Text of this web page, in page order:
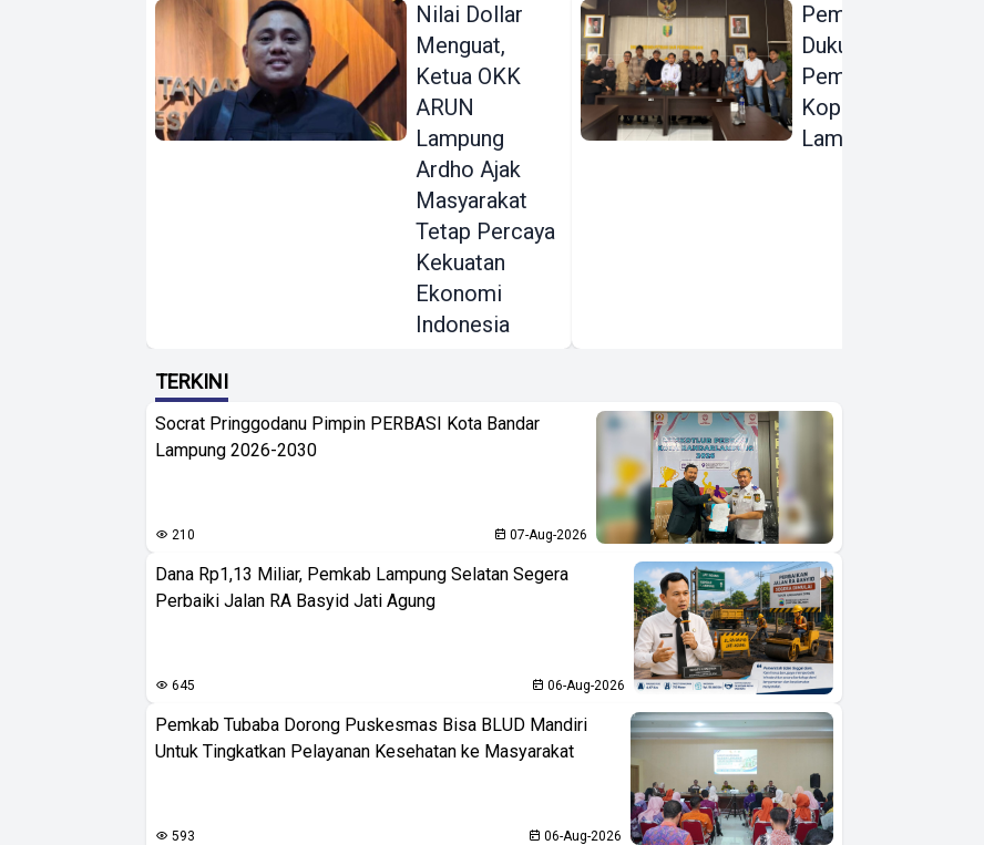
Nilai Dollar
Menguat,
Ketua OKK
ARUN
Lampung
Ardho Ajak
Masyarakat
Tetap Percaya
Kekuatan
Ekonomi
Indonesia
Pemprov Lampung
Dukung
Pembentukan
Koperasi Milik IJP
Lampung
TERKINI
Socrat Pringgodanu Pimpin PERBASI Kota Bandar
Lampung 2026-2030
210 07-Aug-2026
Dana Rp1,13 Miliar, Pemkab Lampung Selatan Segera
Perbaiki Jalan RA Basyid Jati Agung
645 06-Aug-2026
Pemkab Tubaba Dorong Puskesmas Bisa BLUD Mandiri
Untuk Tingkatkan Pelayanan Kesehatan ke Masyarakat
593 06-Aug-2026